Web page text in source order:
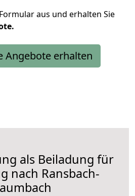
aus und erhalten Sie
Angebote erhalten
als Beiladung für
nach Ransbach-